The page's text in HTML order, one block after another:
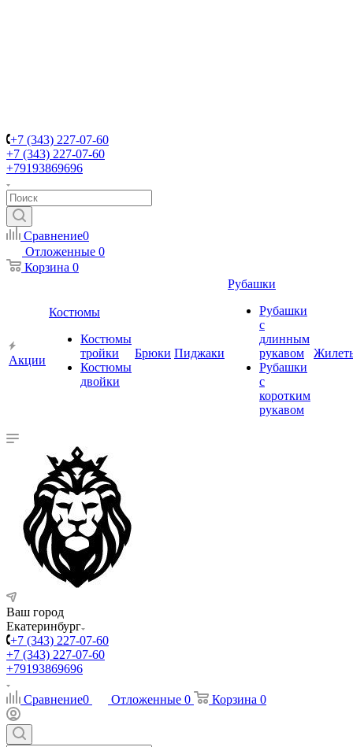
+7 (343) 227-07-60
+7 (343) 227-07-60
+79193869696
Сравнение0
Отложенные 0
Корзина 0
Акции
Костюмы
Костюмы
тройки
Костюмы
двойки
Брюки Пиджаки
Рубашки
Рубашки
с
длинным
рукавом
Рубашки
с
коротким
рукавом
Ваш город
Екатеринбург
+7 (343) 227-07-60
+7 (343) 227-07-60
+79193869696
Сравнение0 Отложенные 0 Корзина 0